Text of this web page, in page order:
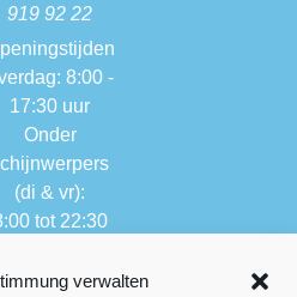
verwalten
919 92 22
8:00 -
17:30 uur
Onder
(di & vr):
tot 22:30
van andere